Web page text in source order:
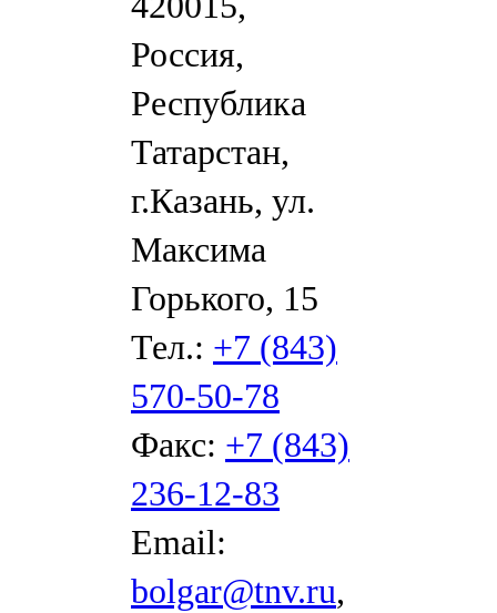
Россия,
Республика
Татарстан,
г.Казань, ул.
Максима
Горького, 15
Тел.: +7 (843)
570-50-78
Факс: +7 (843)
236-12-83
Email:
bolgar@tnv.ru,